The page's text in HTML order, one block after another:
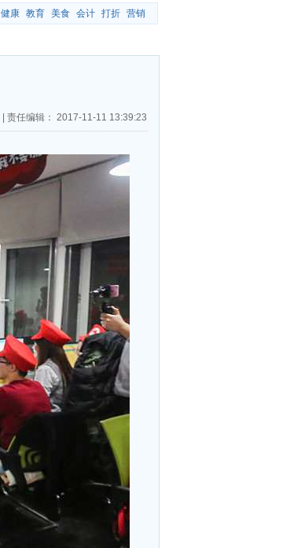
健康 教育 美食 会计 打折 营销
责任编辑： 2017-11-11 13:39:23